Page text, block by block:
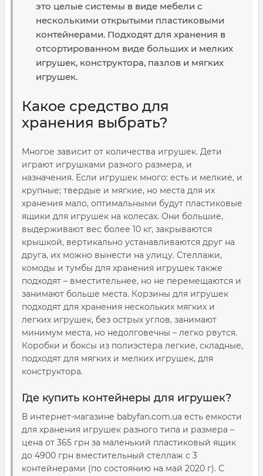
это целые системы в виде мебели с
несколькими открытыми пластиковыми
контейнерами. Подходят для хранения в
отсортированном виде больших и мелких
игрушек, конструктора, пазлов и мягких
игрушек.
Какое средство для
хранения выбрать?
Многое зависит от количества игрушек. Дети
играют игрушками разного размера, и
назначения. Если игрушек много: есть и мелкие, и
крупные; твердые и мягкие, но места для их
хранения мало, оптимальными будут пластиковые
ящики для игрушек на колесах. Они большие,
выдерживают вес более 10 кг, закрываются
крышкой, вертикально устанавливаются друг на
друга, их можно вынести на улицу. Стеллажи,
комоды и тумбы для хранения игрушек также
подходят – вместительнее, но не перемещаются и
занимают больше места. Корзины для игрушек
подходят для хранения нескольких мягких и
легких игрушек, без острых углов, занимают
минимум места, но недолговечны – легко рвутся.
Коробки и боксы из полиэстера легкие, складные,
подходят для мягких и мелких игрушек, для
конструктора.
Где купить контейнеры для игрушек?
В интернет-магазине babyfan.com.ua есть емкости
для хранения игрушек разного типа и размера –
цена от 365 грн за маленький пластиковый ящик
до 4900 грн вместительный стеллаж с 3
контейнерами (по состоянию на май 2020 г). С